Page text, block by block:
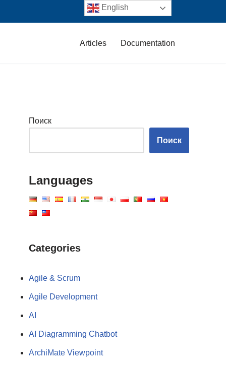
Articles Documentation
Поиск
Поиск
Languages
Categories
Agile & Scrum
Agile Development
AI
AI Diagramming Chatbot
ArchiMate Viewpoint
English